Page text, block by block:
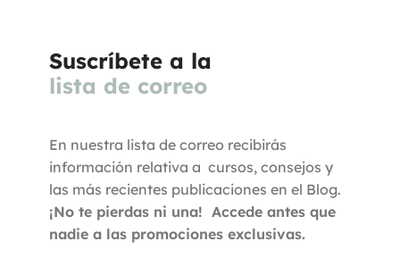
Suscríbete a la
lista de correo
En nuestra lista de correo recibirás
información relativa a cursos, consejos y
las más recientes publicaciones en el Blog.
¡No te pierdas ni una! Accede antes que
nadie a las promociones exclusivas.